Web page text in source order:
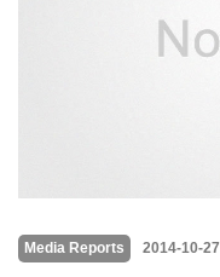
Media Reports 2014-10-27